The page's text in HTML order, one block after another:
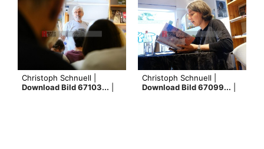
Christoph Schnuell |
Download Bild 67103...
Christoph Schnuell |
Download Bild 67099...